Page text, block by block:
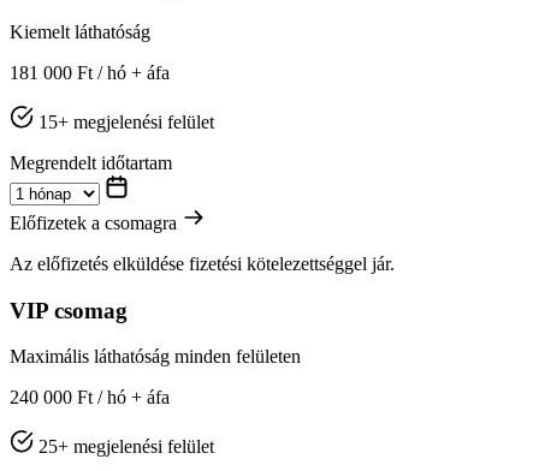
Kiemelt láthatóság
181 000 Ft / hó + áfa
15+ megjelenési felület
Megrendelt időtartam
Előfizetek a csomagra
Az előfizetés elküldése fizetési kötelezettséggel jár.
VIP csomag
Maximális láthatóság minden felületen
240 000 Ft / hó + áfa
25+ megjelenési felület